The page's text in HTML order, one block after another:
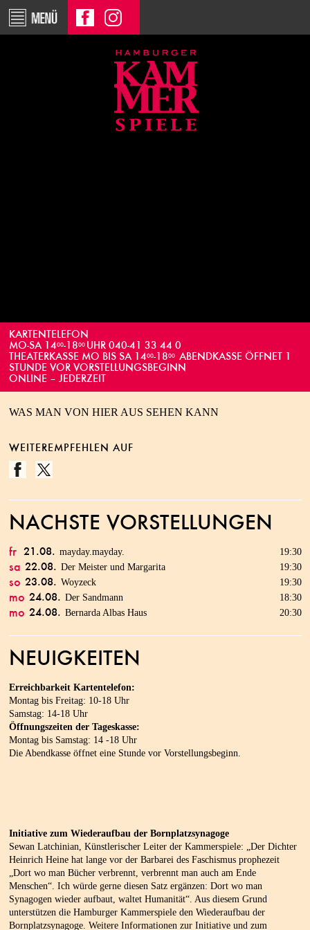
KARTENTELEFON
MO-SA 1400-1800 UHR 040-41 33 44 0
THEATERKASSE MO BIS SA 1400-1800
ABENDKASSE ÖFFNET 1
STUNDE VOR VORSTELLUNGSBEGINN
ONLINE – JEDERZEIT
WAS MAN VON HIER AUS SEHEN KANN
WEITEREMPFEHLEN AUF
NÄCHSTE VORSTELLUNGEN
fr 21.08. mayday.mayday. 19:30
sa 22.08. Der Meister und Margarita 19:30
so 23.08. Woyzeck 19:30
mo 24.08. Der Sandmann 18:30
mo 24.08. Bernarda Albas Haus 20:30
NEUIGKEITEN
Erreichbarkeit Kartentelefon:
Montag bis Freitag: 10-18 Uhr
Samstag: 14-18 Uhr
Öffnungszeiten der Tageskasse:
Montag bis Samstag: 14 -18 Uhr
Die Abendkasse öffnet eine Stunde vor Vorstellungsbeginn.
Initiative zum Wiederaufbau der Bornplatzsynagoge
Sewan Latchinian, Künstlerischer Leiter der Kammerspiele: „Der Dichter
Heinrich Heine hat lange vor der Barbarei des Faschismus prophezeit
„Dort wo man Bücher verbrennt, verbrennt man auch am Ende
Menschen“. Ich würde gerne diesen Satz ergänzen: Dort wo man
Synagogen wieder aufbaut, waltet Humanität“. Aus diesem Grund
unterstützen die Hamburger Kammerspiele den Wiederaufbau der
Bornplatzsynagoge. Weitere Informationen zur Initiative und zum